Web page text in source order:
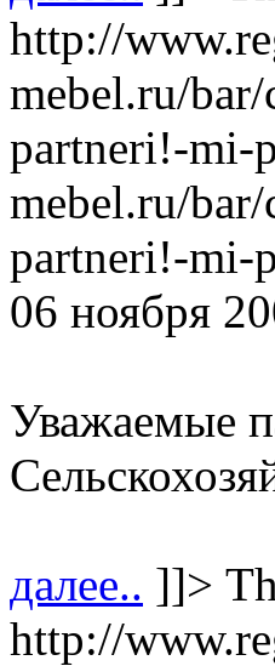
http://
mebel.ru/
partneri!-mi-
mebel.ru/
partneri!-mi-
06 ноября
Уважаемые
далее.. ]]>
http://